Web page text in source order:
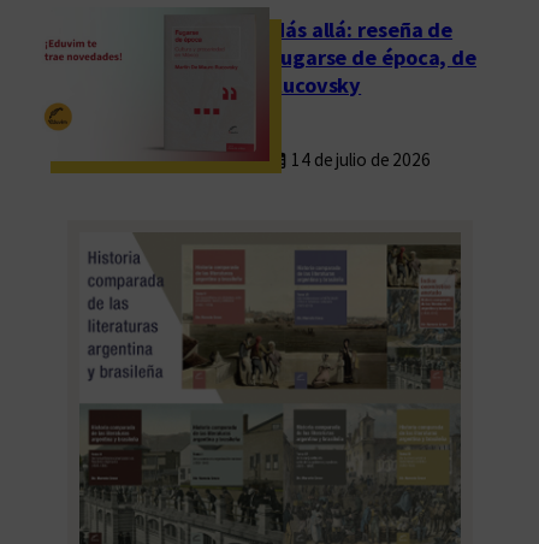
t
s
Más allá: reseña de
Fugarse de época, de
Rucovsky
14 de julio de 2026